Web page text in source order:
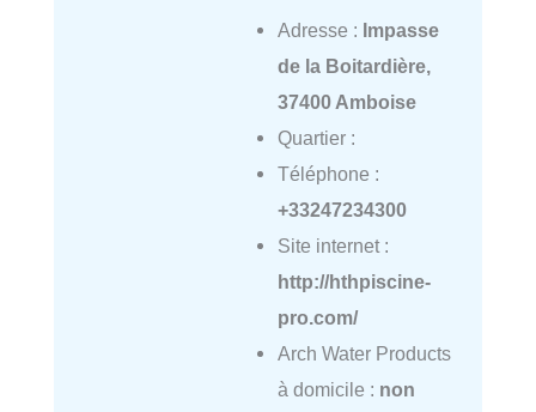
Adresse : Impasse
de la Boitardière,
37400 Amboise
Quartier :
Téléphone :
+33247234300
Site internet :
http://hthpiscine-
pro.com/
Arch Water Products
à domicile : non